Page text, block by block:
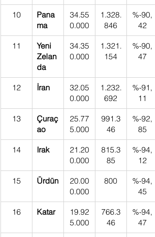
10
Pana
ma
34.55
0.000
1.328.
846
%-90,
42
11
Yeni
Zelan
da
34.35
0.000
1.321.
154
%-90,
47
12 İran
32.05
0.000
1.232.
692
%-91,
11
13
Çuraç
ao
25.77
5.000
991.3
46
%-92,
85
14 Irak
21.20
0.000
815.3
85
%-94,
12
15 Ürdün
20.00
0.000
800
%-94,
45
16 Katar
19.92
5.000
766.3
46
%-94,
47